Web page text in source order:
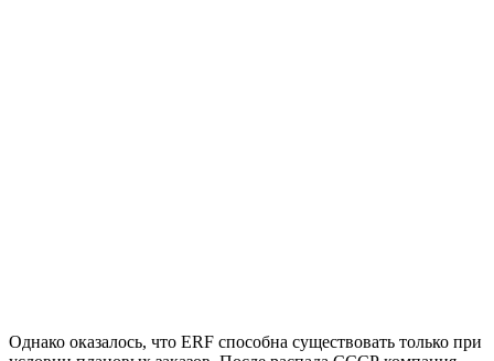
Однако оказалось, что ERF способна существовать только при